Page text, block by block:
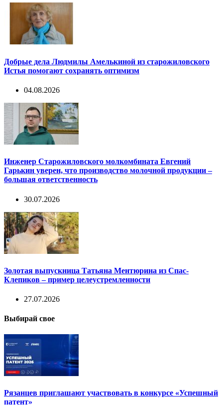
Добрые дела Людмилы Амелькиной из старожиловского
Истья помогают сохранять оптимизм
04.08.2026
Инженер Старожиловского молкомбината Евгений
Гарькин уверен, что производство молочной продукции –
большая ответственность
30.07.2026
Золотая выпускница Татьяна Ментюрина из Спас-
Клепиков – пример целеустремленности
27.07.2026
Выбирай свое
Рязанцев приглашают участвовать в конкурсе «Успешный
патент»